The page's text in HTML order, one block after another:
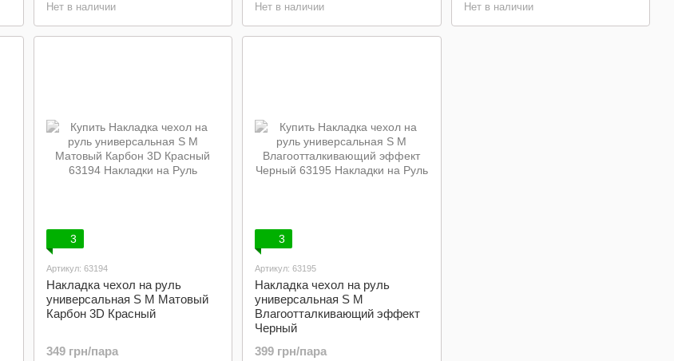
Нет в наличии Нет в наличии Нет в наличии
3
Артикул: 63194
Накладка чехол на руль
универсальная S M Матовый
Карбон 3D Красный
349 грн/пара
3
Артикул: 63195
Накладка чехол на руль
универсальная S M
Влагоотталкивающий эффект
Черный
399 грн/пара